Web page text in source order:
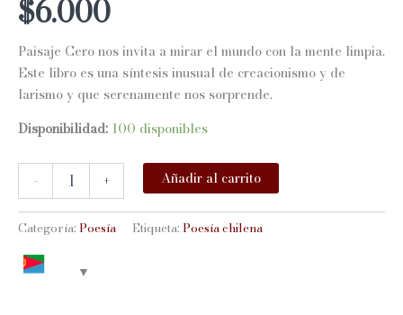
$6.000
Paisaje Cero nos invita a mirar el mundo con la mente limpia.
Este libro es una síntesis inusual de creacionismo y de
larismo y que serenamente nos sorprende.
Disponibilidad: 100 disponibles
-
cantidad
+ Añadir al carrito
Categoría: Poesía Etiqueta: Poesía chilena